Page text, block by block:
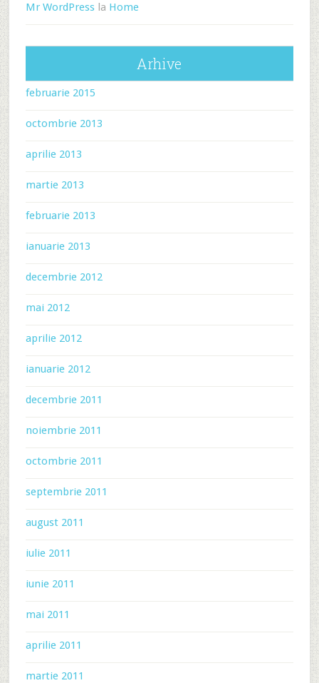
Mr WordPressla Home
Arhive
februarie 2015
octombrie 2013
aprilie 2013
martie 2013
februarie 2013
ianuarie 2013
decembrie 2012
mai 2012
aprilie 2012
ianuarie 2012
decembrie 2011
noiembrie 2011
octombrie 2011
septembrie 2011
august 2011
iulie 2011
iunie 2011
mai 2011
aprilie 2011
martie 2011